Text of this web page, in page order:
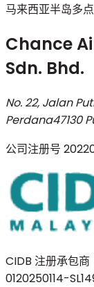
马来西亚半岛多
Chance
Sdn. Bhd.
No. 22, Jalan
Perdana47130
公司注册号
CIDB 注册承包商
0120250114-